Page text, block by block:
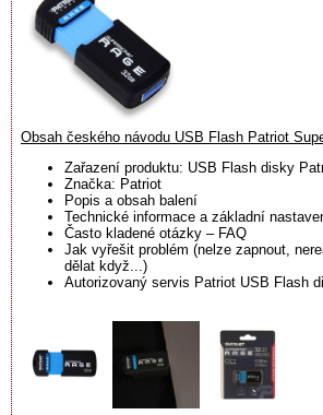
Obsah českého návodu USB Flash Patriot
Zařazení produktu: USB Flash disky
Značka: Patriot
Popis a obsah balení
Technické informace a základní
Často kladené otázky – FAQ
Jak vyřešit problém (nelze zapnout,
dělat když...)
Autorizovaný servis Patriot USB Flash